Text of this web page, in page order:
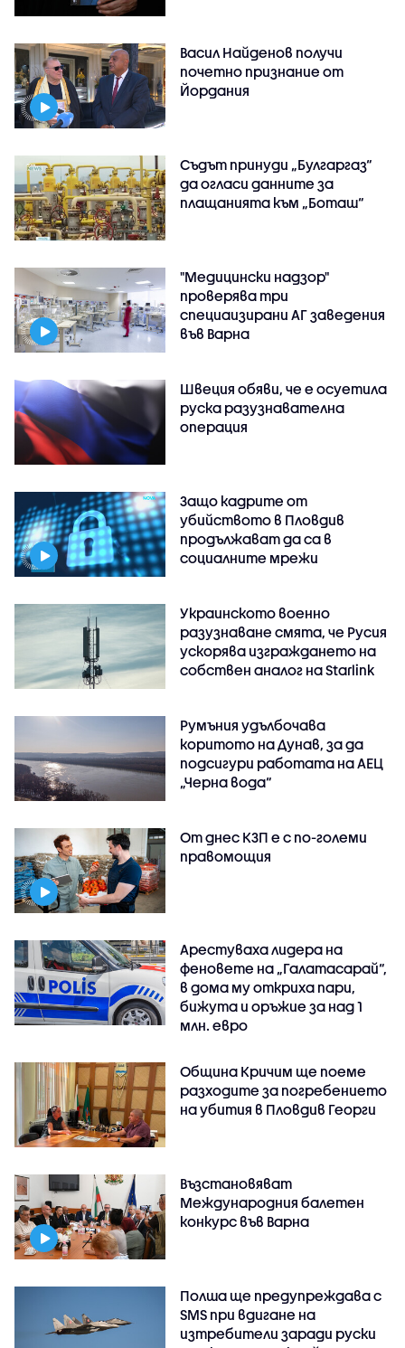
Васил Найденов получи
почетно признание от
Йордания
Съдът принуди „Булгаргаз“
да огласи данните за
плащанията към „Боташ“
"Медицински надзор"
проверява три
специаизирани АГ заведения
във Варнa
Швеция обяви, че е осуетила
руска разузнавателна
операция
Защо кадрите от
убийството в Пловдив
продължават да са в
социалните мрежи
Украинското военно
разузнаване смята, че Русия
ускорява изграждането на
собствен аналог на Starlink
Румъния удълбочава
коритото на Дунав, за да
подсигури работата на АЕЦ
„Черна вода“
От днес КЗП е с по-големи
правомощия
Арестуваха лидера на
феновете на „Галатасарай“,
в дома му откриха пари,
бижута и оръжие за над 1
млн. евро
Община Кричим ще поеме
разходите за погребението
на убития в Пловдив Георги
Възстановяват
Международния балетен
конкурс във Варна
Полша ще предупреждава с
SMS при вдигане на
изтребители заради руски